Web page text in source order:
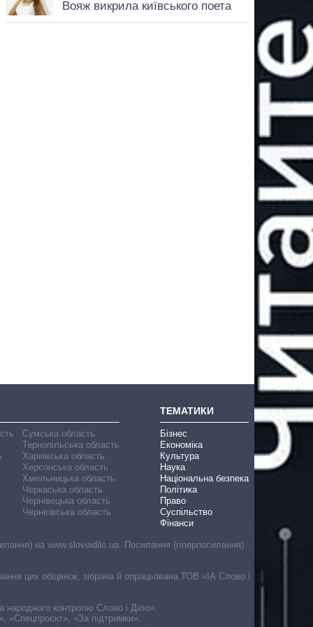
Сумська область
Тернопільська область
Харківська область
Херсонська область
Хмельницька область
Черкаська область
Чернівецька область
Чернігівська область
ТЕМАТИКИ
Бізнес
Економіка
Культура
Наука
Національна безпека
Політика
Право
Суспільство
Фінанси
на www.slovoidilo.ua. Посилання (гіперпосилання)
цих обіцянок, зібрана й опрацьована ТОВ «ІА Слово і
народного контролю Слово і Діло».
«Спецпроєкт», «За підтримки».